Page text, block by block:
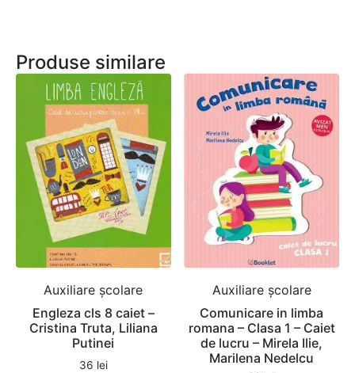
Produse similare
Auxiliare şcolare
Engleza cls 8 caiet –
Cristina Truta, Liliana
Putinei
36 lei
Auxiliare şcolare
Comunicare in limba
romana – Clasa 1 – Caiet
de lucru – Mirela Ilie,
Marilena Nedelcu